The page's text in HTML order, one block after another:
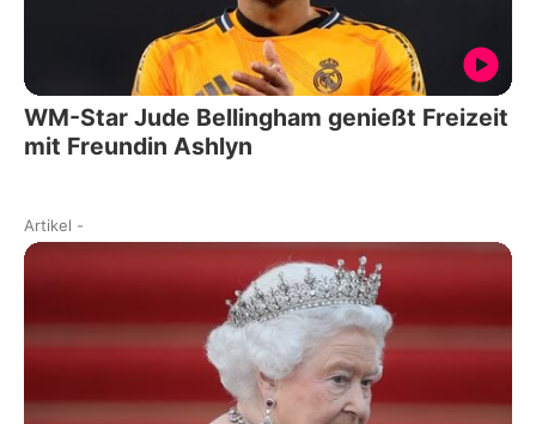
WM-Star Jude Bellingham genießt Freizeit
mit Freundin Ashlyn
Artikel -